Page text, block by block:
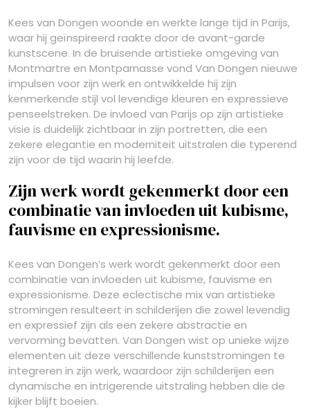
Kees van Dongen woonde en werkte lange tijd in Parijs,
waar hij geïnspireerd raakte door de avant-garde
kunstscene. In de bruisende artistieke omgeving van
Montmartre en Montparnasse vond Van Dongen nieuwe
impulsen voor zijn werk en ontwikkelde hij zijn
kenmerkende stijl vol levendige kleuren en expressieve
penseelstreken. De invloed van Parijs op zijn artistieke
visie is duidelijk zichtbaar in zijn portretten, die een
zekere elegantie en moderniteit uitstralen die typerend
zijn voor de tijd waarin hij leefde.
Zijn werk wordt gekenmerkt door een
combinatie van invloeden uit kubisme,
fauvisme en expressionisme.
Kees van Dongen’s werk wordt gekenmerkt door een
combinatie van invloeden uit kubisme, fauvisme en
expressionisme. Deze eclectische mix van artistieke
stromingen resulteert in schilderijen die zowel levendig
en expressief zijn als een zekere abstractie en
vervorming bevatten. Van Dongen wist op unieke wijze
elementen uit deze verschillende kunststromingen te
integreren in zijn werk, waardoor zijn schilderijen een
dynamische en intrigerende uitstraling hebben die de
kijker blijft boeien.